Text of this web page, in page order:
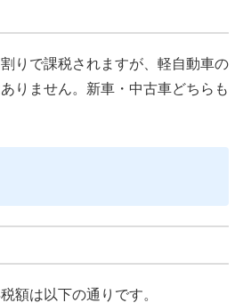
りで課税されますが、軽自動車の
りません。新車・中古車どちらも
額は以下の通りです。